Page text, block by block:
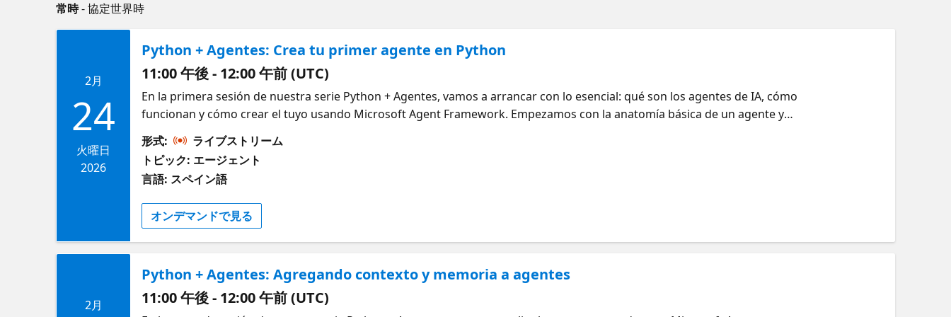
常時- 協定世界時
2月
24
火曜日
2026
Python + Agentes: Crea tu primer agente en Python
11:00 午後 - 12:00 午前 (UTC)
En la primera sesión de nuestra serie Python + Agentes, vamos a arrancar con lo esencial: qué son los agentes de IA, cómo
funcionan y cómo crear el tuyo usando Microsoft Agent Framework. Empezamos con la anatomía básica de un agente y
luego vemos cómo funcionan en la práctica las llamadas a herramientas: primero con una sola herramienta, después con
varias, y por último conectando herramientas expuestas a través de servidores MCP locales. Cerramos con el patrón de
agente supervisor, donde un solo agente coordina subtareas entre varios subagentes, tratando a cada agente como si
fuera una herramienta. En el camino, vamos a compartir tips para depurar e inspeccionar agentes, como usar la interfaz
DevUI de Microsoft Agent Framework para probar prototipos.
形式:
ライブストリーム
トピック: エージェント
言語: スペイン語
オンデマンドで見る
2月
Python + Agentes: Agregando contexto y memoria a agentes
11:00 午後 - 12:00 午前 (UTC)